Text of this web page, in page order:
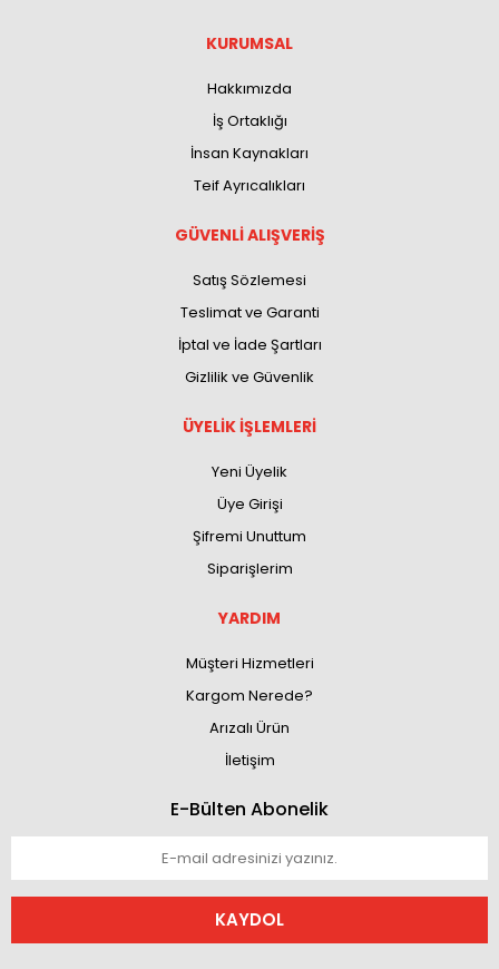
KURUMSAL
Hakkımızda
İş Ortaklığı
İnsan Kaynakları
Teif Ayrıcalıkları
GÜVENLİ ALIŞVERİŞ
Satış Sözlemesi
Teslimat ve Garanti
İptal ve İade Şartları
Gizlilik ve Güvenlik
ÜYELİK İŞLEMLERİ
Yeni Üyelik
Üye Girişi
Şifremi Unuttum
Siparişlerim
YARDIM
Müşteri Hizmetleri
Kargom Nerede?
Arızalı Ürün
İletişim
E-Bülten Abonelik
KAYDOL